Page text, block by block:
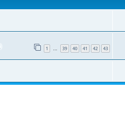
1 … 39 40 41 42 43